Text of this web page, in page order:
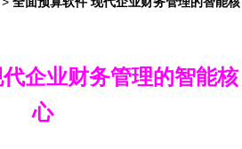
企业财务管理的智能核
心